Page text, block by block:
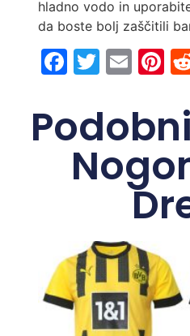
hladno vodo in
da boste bolj zaščitili
Facebook
Twitter